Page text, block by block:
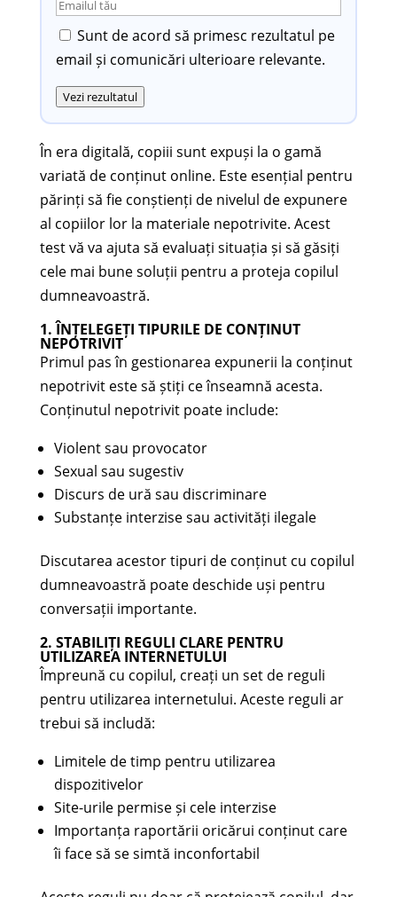
Sunt de acord să primesc rezultatul pe
email și comunicări ulterioare relevante.
Vezi rezultatul
În era digitală, copiii sunt expuși la o gamă
variată de conținut online. Este esențial pentru
părinți să fie conștienți de nivelul de expunere
al copiilor lor la materiale nepotrivite. Acest
test vă va ajuta să evaluați situația și să găsiți
cele mai bune soluții pentru a proteja copilul
dumneavoastră.
1. ÎNȚELEGEȚI TIPURILE DE CONȚINUT
NEPOTRIVIT
Primul pas în gestionarea expunerii la conținut
nepotrivit este să știți ce înseamnă acesta.
Conținutul nepotrivit poate include:
Violent sau provocator
Sexual sau sugestiv
Discurs de ură sau discriminare
Substanțe interzise sau activități ilegale
Discutarea acestor tipuri de conținut cu copilul
dumneavoastră poate deschide uși pentru
conversații importante.
2. STABILIȚI REGULI CLARE PENTRU
UTILIZAREA INTERNETULUI
Împreună cu copilul, creați un set de reguli
pentru utilizarea internetului. Aceste reguli ar
trebui să includă:
Limitele de timp pentru utilizarea
dispozitivelor
Site-urile permise și cele interzise
Importanța raportării oricărui conținut care
îi face să se simtă inconfortabil